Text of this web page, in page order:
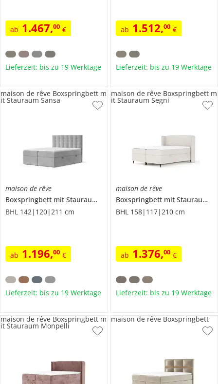
ab 1.467,00 €
Lieferzeit: bis zu 19 Werktage
ab 1.512,00 €
Lieferzeit: bis zu 19 Werktage
maison de rêve
Boxspringbett mit Stauraum
Sansa
BHL 142|120|211 cm
ab 1.196,00 €
maison de rêve Boxspringbett m
it Stauraum Sansa
Lieferzeit: bis zu 19 Werktage
maison de rêve
Boxspringbett mit Stauraum
BHL 158|117|210 cm
ab 1.376,00 €
maison de rêve Boxspringbett m
it Stauraum Segni
Lieferzeit: bis zu 19 Werktage
maison de rêve Boxspringbett m
it Stauraum Monpelli
maison de rêve Boxspringbett